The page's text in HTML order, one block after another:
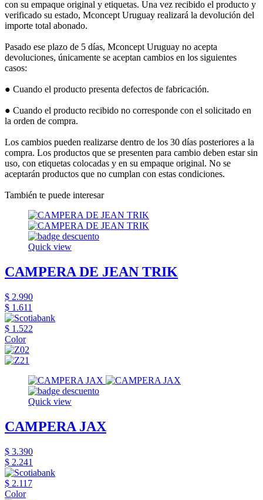
con su empaque original y etiquetas. Una vez recibido el producto y
verificado su estado, Mconcept Uruguay realizará la devolución del
importe total abonado.
Pasado ese plazo de 5 días, Mconcept Uruguay no acepta
devoluciones, únicamente se aceptan cambios en los siguientes
casos:
● Cuando el producto presenta defectos de fabricación.
● Cuando el producto recibido no corresponde con el solicitado en
la orden de compra.
Los cambios pueden realizarse dentro de los 30 días posteriores a la
compra. Los productos que se presenten para cambio deben estar sin
uso, con etiquetas colocadas y en su empaque original. No se
aceptarán productos que no cumplan con estas condiciones.
También te puede interesar
Quick view
CAMPERA DE JEAN TRIK
$ 2.990
$ 1.611
$ 1.522
Color
Quick view
CAMPERA JAX
$ 3.390
$ 2.241
$ 2.117
Color